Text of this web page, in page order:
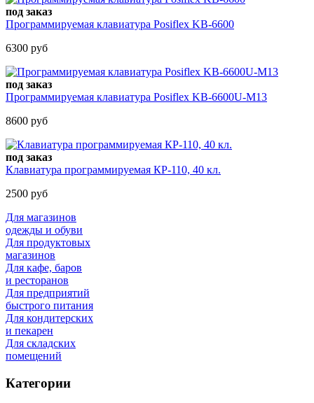
под заказ
Программируемая клавиатура Posiflex KB-6600
6300 руб
под заказ
Программируемая клавиатура Posiflex KB-6600U-M13
8600 руб
под заказ
Клавиатура программируемая КР-110, 40 кл.
2500 руб
Для магазинов
одежды и обуви
Для продуктовых
магазинов
Для кафе, баров
и ресторанов
Для предприятий
быстрого питания
Для кондитерских
и пекарен
Для складских
помещений
Категории